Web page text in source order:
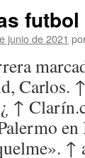
junio de 2021
Carlos.
↑
↑